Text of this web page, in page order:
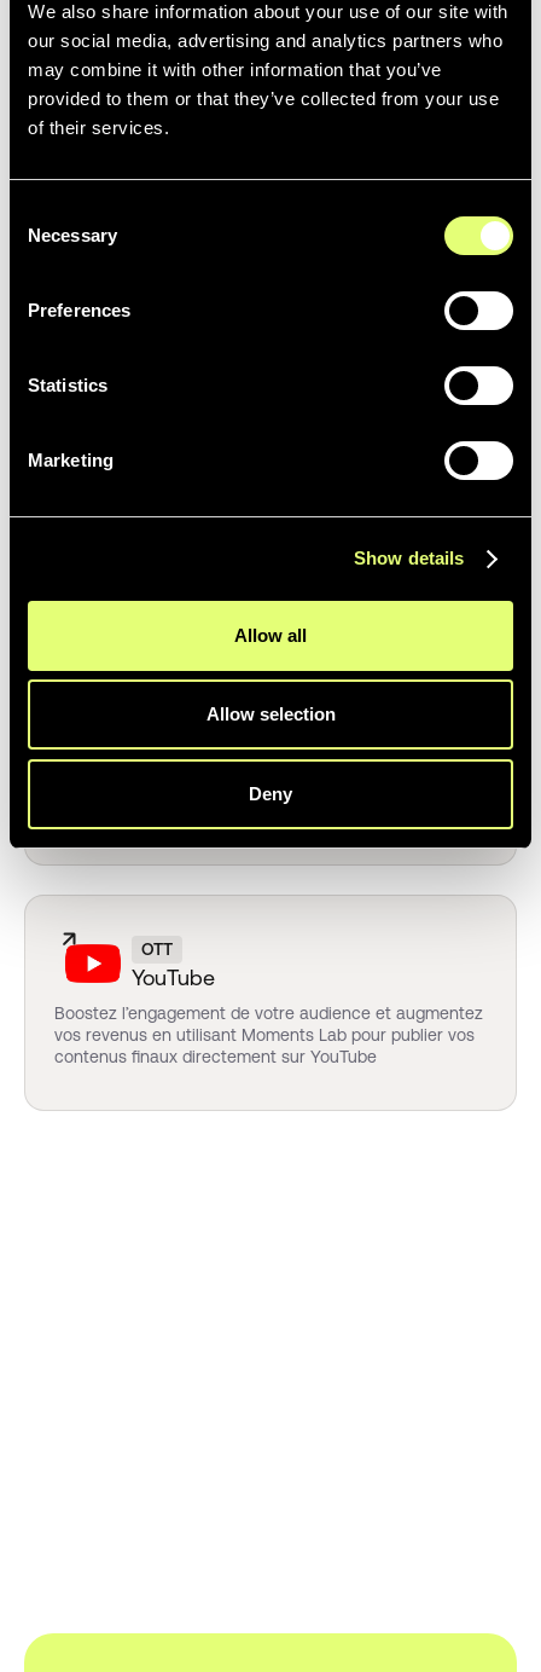
We also share information about your use of our site with
our social media, advertising and analytics partners who
may combine it with other information that you’ve
provided to them or that they’ve collected from your use
of their services.
Selection
Necessary
Preferences
Statistics
Marketing
Show details
Allow all
Allow selection
Deny
Accélérez vos workflows de production en enrichissant,
recherchant et réutilisant vos contenus dès leur
diffusion en direct
Améliorez la découvrabilité de vos contenus sur votre
More details coming soon ...
OTT
YouTube
Boostez l’engagement de votre audience et augmentez
vos revenus en utilisant Moments Lab pour publier vos
contenus finaux directement sur YouTube